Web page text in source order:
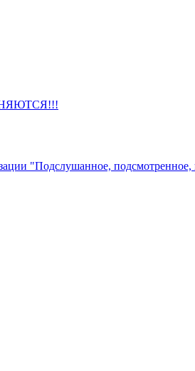
"Подслушанное,